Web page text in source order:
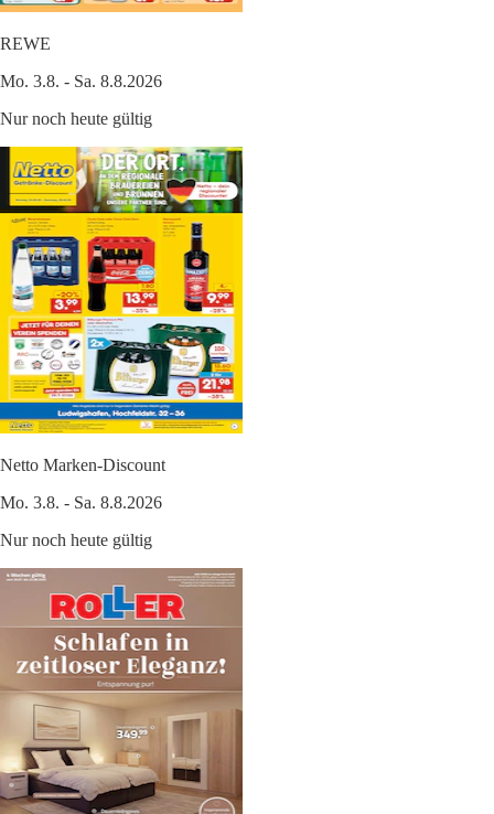
REWE
Mo. 3.8. - Sa. 8.8.2026
Nur noch heute gültig
Netto Marken-Discount
Mo. 3.8. - Sa. 8.8.2026
Nur noch heute gültig